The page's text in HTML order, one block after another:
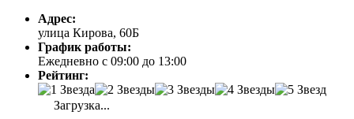
Адрес:
улица Кирова, 60Б
График работы:
Ежедневно с 09:00 до 13:00
Рейтинг:
Загрузка...